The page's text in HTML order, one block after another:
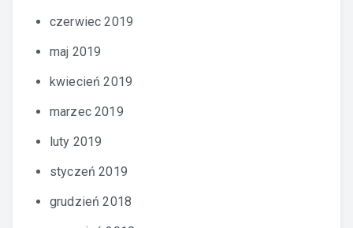
czerwiec 2019
maj 2019
kwiecień 2019
marzec 2019
luty 2019
styczeń 2019
grudzień 2018